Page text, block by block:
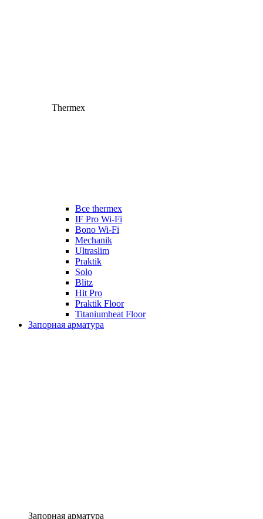
Thermex
Все thermex
IF Pro Wi-Fi
Bono Wi-Fi
Mechanik
Ultraslim
Praktik
Solo
Blitz
Hit Pro
Praktik Floor
Titaniumheat Floor
Запорная арматура
Запорная арматура